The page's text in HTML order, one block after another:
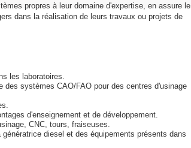
propres à leur domaine d'expertise, en assure le
dans la réalisation de leurs travaux ou projets de
les laboratoires.
des systèmes CAO/FAO pour des centres d'usinage
d'enseignement et de développement.
CNC, tours, fraiseuses.
diesel et des équipements présents dans